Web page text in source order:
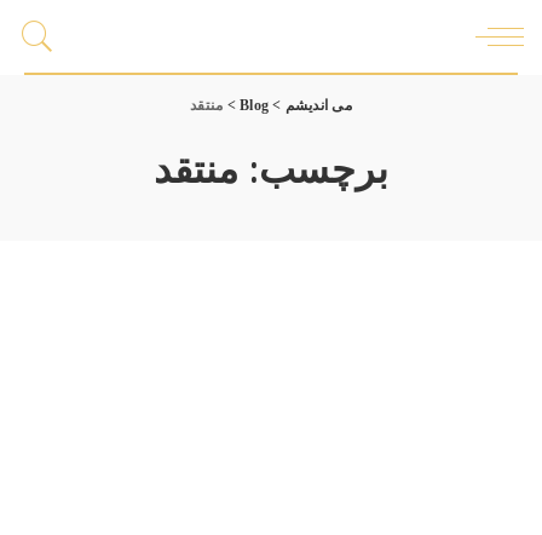
می اندیشم >
Blog
> منتقد
برچسب: منتقد